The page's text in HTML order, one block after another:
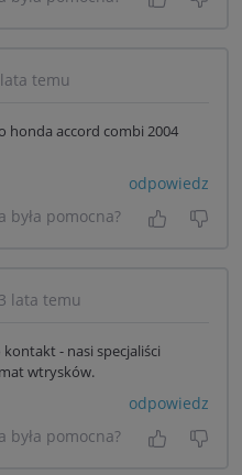
temu
honda accord combi 2004
odpowiedz
była pomocna?
Tak, była
Nie
lata temu
- nasi specjaliści
wtrysków.
odpowiedz
była pomocna?
Tak, była
Nie